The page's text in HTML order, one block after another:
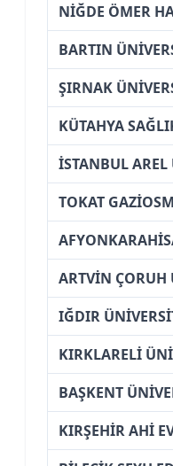
NİĞDE ÖMER
BARTIN
ŞIRNAK
KÜTAHYA
İSTANBUL AREL
TOKAT
ARTVİN
IĞDIR
KIRKLARELİ
BAŞKENT
KIRŞEHİR AHİ